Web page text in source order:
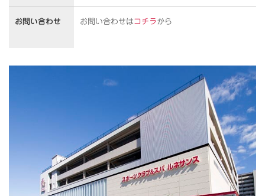
お問い合わせ お問い合わせはコチラから